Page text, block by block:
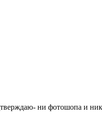
ни фотошопа и